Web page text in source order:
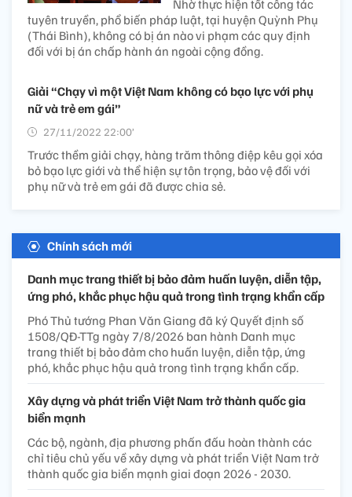
Nhờ thực hiện tốt công tác
tuyên truyền, phổ biến pháp luật, tại huyện Quỳnh Phụ
(Thái Bình), không có bị án nào vi phạm các quy định
đối với bị án chấp hành án ngoài cộng đồng.
Giải “Chạy vì một Việt Nam không có bạo lực với phụ
nữ và trẻ em gái”
27/11/2022 22:00’
Trước thềm giải chạy, hàng trăm thông điệp kêu gọi xóa
bỏ bạo lực giới và thể hiện sự tôn trọng, bảo vệ đối với
phụ nữ và trẻ em gái đã được chia sẻ.
Chính sách mới
Danh mục trang thiết bị bảo đảm huấn luyện, diễn tập,
ứng phó, khắc phục hậu quả trong tình trạng khẩn cấp
Phó Thủ tướng Phan Văn Giang đã ký Quyết định số
1508/QĐ-TTg ngày 7/8/2026 ban hành Danh mục
trang thiết bị bảo đảm cho huấn luyện, diễn tập, ứng
phó, khắc phục hậu quả trong tình trạng khẩn cấp.
Xây dựng và phát triển Việt Nam trở thành quốc gia
biển mạnh
Các bộ, ngành, địa phương phấn đấu hoàn thành các
chỉ tiêu chủ yếu về xây dựng và phát triển Việt Nam trở
thành quốc gia biển mạnh giai đoạn 2026 - 2030.